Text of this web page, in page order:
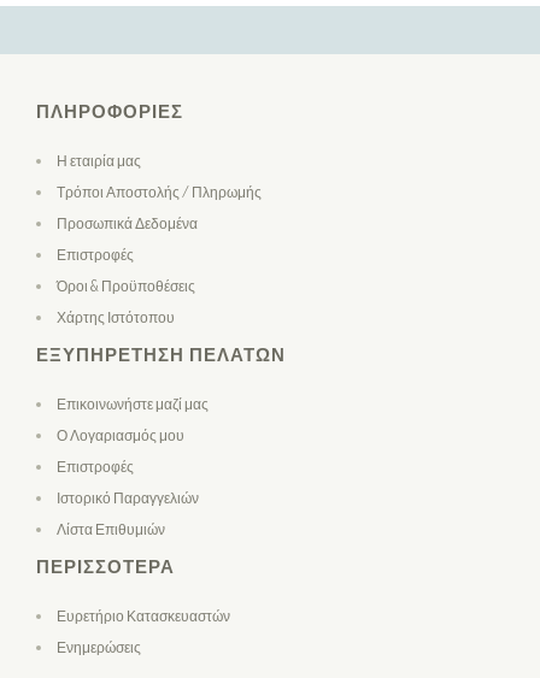
ΠΛΗΡΟΦΟΡΊΕΣ
Η εταιρία μας
Τρόποι Αποστολής / Πληρωμής
Προσωπικά Δεδομένα
Επιστροφές
Όροι & Προϋποθέσεις
Χάρτης Ιστότοπου
ΕΞΥΠΗΡΈΤΗΣΗ ΠΕΛΑΤΏΝ
Επικοινωνήστε μαζί μας
Ο Λογαριασμός μου
Επιστροφές
Ιστορικό Παραγγελιών
Λίστα Επιθυμιών
ΠΕΡΙΣΣΌΤΕΡΑ
Ευρετήριο Κατασκευαστών
Ενημερώσεις